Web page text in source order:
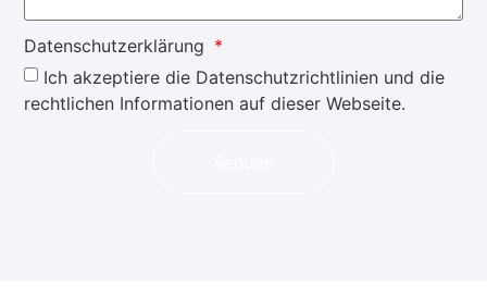
Datenschutzerklärung
Ich akzeptiere die Datenschutzrichtlinien und die
rechtlichen Informationen auf dieser Webseite.